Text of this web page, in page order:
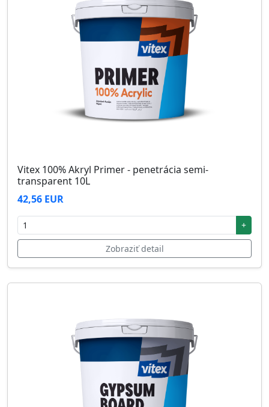
Vitex 100% Akryl Primer - penetrácia semi-
transparent 10L
42,56 EUR
+
Zobraziť detail